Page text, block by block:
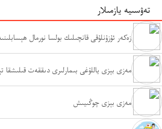
تەۋسىيە يازمىلار
زەكەر ئۇزۇنلۇقى قانچىلىك بولسا نورمال
مەزى بېزى ياللۇغى بىمارلىرى دىققەت قىلىشقا
مەزى بېزى چوڭىيىش